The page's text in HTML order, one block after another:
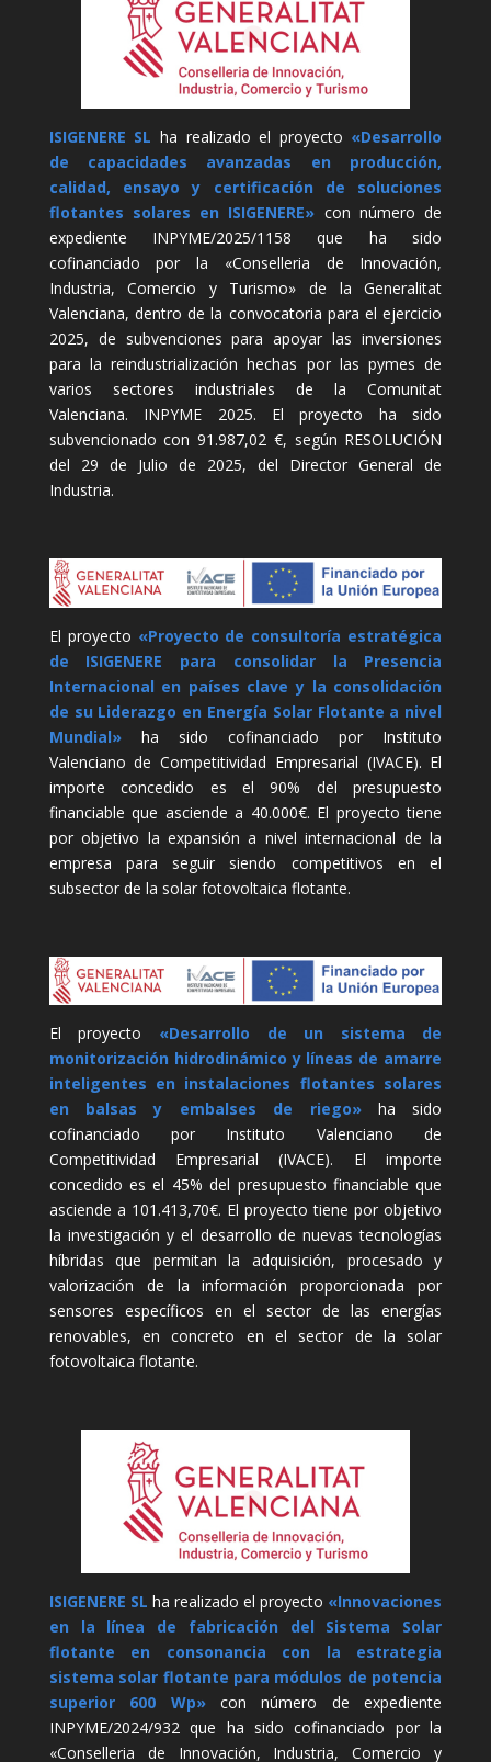
ISIGENERE SL ha realizado el proyecto «Desarrollo
de capacidades avanzadas en producción,
calidad, ensayo y certificación de soluciones
flotantes solares en ISIGENERE» con número de
expediente INPYME/2025/1158 que ha sido
cofinanciado por la «Conselleria de Innovación,
Industria, Comercio y Turismo» de la Generalitat
Valenciana, dentro de la convocatoria para el ejercicio
2025, de subvenciones para apoyar las inversiones
para la reindustrialización hechas por las pymes de
varios sectores industriales de la Comunitat
Valenciana. INPYME 2025. El proyecto ha sido
subvencionado con 91.987,02 €, según RESOLUCIÓN
del 29 de Julio de 2025, del Director General de
Industria.
El proyecto «Proyecto de consultoría estratégica
de ISIGENERE para consolidar la Presencia
Internacional en países clave y la consolidación
de su Liderazgo en Energía Solar Flotante a nivel
Mundial»ha sido cofinanciado por Instituto
Valenciano de Competitividad Empresarial (IVACE). El
importe concedido es el 90% del presupuesto
financiable que asciende a 40.000€. El proyecto tiene
por objetivo la expansión a nivel internacional de la
empresa para seguir siendo competitivos en el
subsector de la solar fotovoltaica flotante.
El proyecto «Desarrollo de un sistema de
monitorización hidrodinámico y líneas de amarre
inteligentes en instalaciones flotantes solares
en balsas y embalses de riego»ha sido
cofinanciado por Instituto Valenciano de
Competitividad Empresarial (IVACE). El importe
concedido es el 45% del presupuesto financiable que
asciende a 101.413,70€. El proyecto tiene por objetivo
la investigación y el desarrollo de nuevas tecnologías
híbridas que permitan la adquisición, procesado y
valorización de la información proporcionada por
sensores específicos en el sector de las energías
renovables, en concreto en el sector de la solar
fotovoltaica flotante.
ISIGENERE SL ha realizado el proyecto «Innovaciones
en la línea de fabricación del Sistema Solar
flotante en consonancia con la estrategia
sistema solar flotante para módulos de potencia
superior 600 Wp»con número de expediente
INPYME/2024/932 que ha sido cofinanciado por la
«Conselleria de Innovación, Industria, Comercio y